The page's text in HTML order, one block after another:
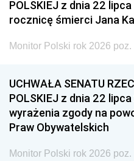
POLSKIEJ z dnia 22
rocznicę śmierci Jana
Monitor Polski rok 2026 poz.
UCHWAŁA SENATU
POLSKIEJ z dnia 22
wyrażenia zgody na
Praw Obywatelskich
Monitor Polski rok 2026 poz.